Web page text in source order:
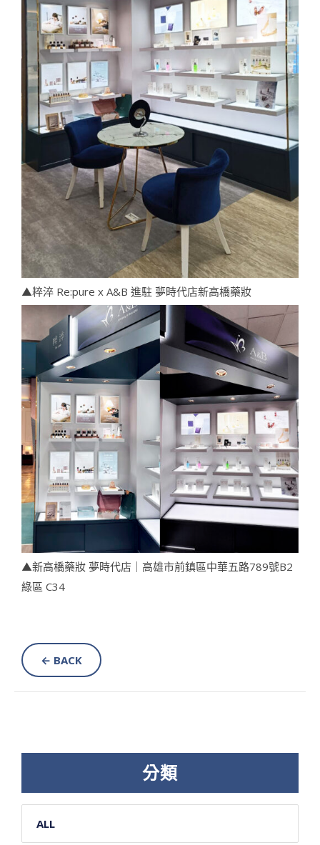
▲粹淬 Re:pure x A&B 進駐 夢時代店新高橋藥妝
▲新高橋藥妝 夢時代店｜高雄市前鎮區中華五路789號B2
綠區 C34
← BACK
分類
ALL